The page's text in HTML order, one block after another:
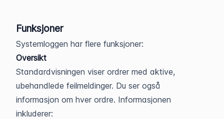
Funksjoner
Systemloggen har flere funksjoner:
Oversikt
Standardvisningen viser ordrer med aktive,
ubehandlede feilmeldinger. Du ser også
informasjon om hver ordre. Informasjonen
inkluderer: